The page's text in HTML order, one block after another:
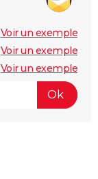
Voir un exemple
Voir un exemple
Voir un exemple